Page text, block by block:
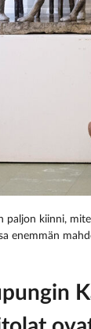
paljon kiinni,
enemmän